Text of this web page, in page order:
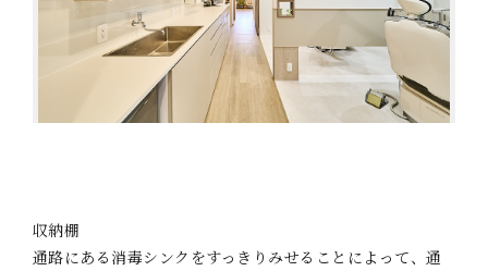
収納棚
通路にある消毒シンクをすっきりみせることによって、通